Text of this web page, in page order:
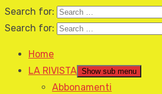
Search for:
Search for:
Home
LA RIVISTA Show sub menu
Abbonamenti